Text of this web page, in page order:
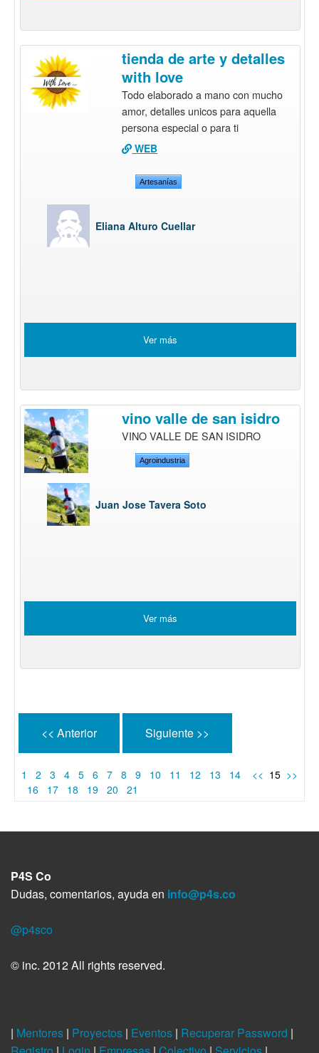
tienda de arte y detalles
with love
Todo elaborado a mano con mucho
amor, detalles unicos para aquella
persona especial o para ti
WEB
Artesanías
Eliana Alturo Cuellar
Ver más
vino valle de san isidro
VINO VALLE DE SAN ISIDRO
Agroindustria
Juan Jose Tavera Soto
Ver más
<< Anterior Siguiente >>
1 2 3 4 5 6 7 8 9 10 11 12 13 14 << 15 >>
16
17 18 19 20 21
P4S Co
Dudas, comentarios, ayuda en info@p4s.co
@p4sco
© inc. 2012 All rights reserved.
| Mentores | Proyectos | Eventos | Recuperar Password |